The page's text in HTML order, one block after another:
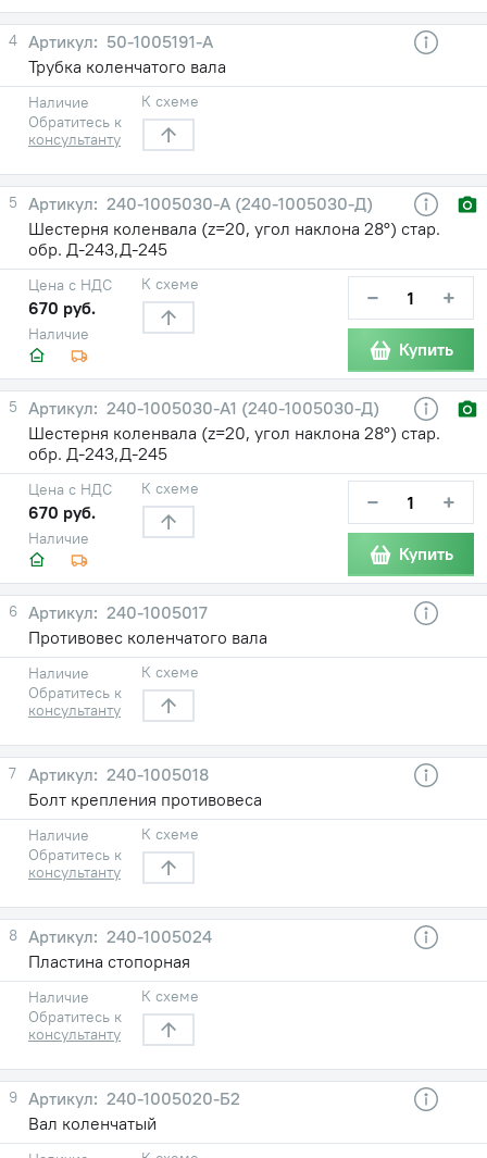
4
50-1005191-А
Трубка коленчатого вала
Наличие
Обратитесь к
консультанту
К схеме
5
240-1005030-А (240-1005030-Д)
Шестерня коленвала (z=20, угол наклона 28°) стар.
обр. Д-243,Д-245
Наличие
Цена с НДС
670 руб.
К схеме − +
Купить
5
240-1005030-А1 (240-1005030-Д)
Шестерня коленвала (z=20, угол наклона 28°) стар.
обр. Д-243,Д-245
Наличие
Цена с НДС
670 руб.
К схеме − +
Купить
6
240-1005017
Противовес коленчатого вала
Наличие
Обратитесь к
консультанту
К схеме
7
240-1005018
Болт крепления противовеса
Наличие
Обратитесь к
консультанту
К схеме
8
240-1005024
Пластина стопорная
Наличие
Обратитесь к
консультанту
К схеме
9
240-1005020-Б2
Вал коленчатый